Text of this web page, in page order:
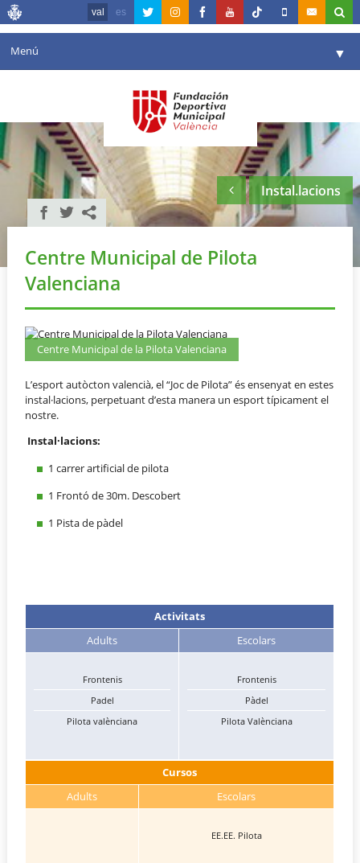
val es
Menú ▼
Agenda
Instal·lacions
Comunicació ▼
València en esport
Portal de Transparència
Instal.lacions
Centre Municipal de Pilota
Valenciana
Centre Municipal de la Pilota Valenciana
L’esport autòcton valencià, el “Joc de Pilota” és ensenyat en estes
instal·lacions, perpetuant d’esta manera un esport típicament el
nostre.
Instal·lacions:
1 carrer artificial de pilota
1 Frontó de 30m. Descobert
1 Pista de pàdel
Activitats
Adults
Escolars
Frontenis
Padel
Pilota valènciana
Frontenis
Pàdel
Pilota Valènciana
Cursos
Adults
Escolars
EE.EE. Pilota